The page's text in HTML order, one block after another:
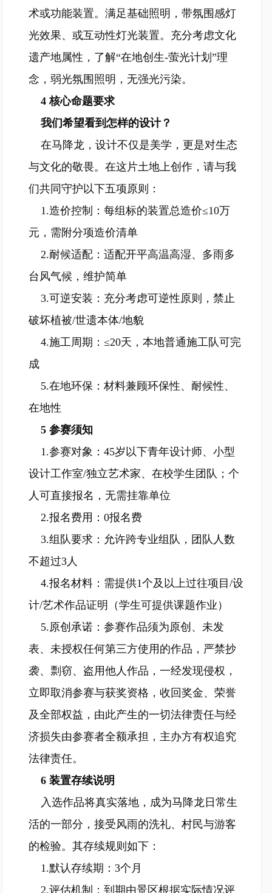
术或功能装置。满足基础照明，带氛围感灯
光效果、或互动性灯光装置。充分考虑文化
遗产地属性，了解“在地创生-萤光计划”理
念，弱光氛围照明，无强光污染。
4 核心命题要求
我们希望看到怎样的设计？
在马降龙，设计不仅是美学，更是对生态
与文化的敬畏。在这片土地上创作，请与我
们共同守护以下五项原则：
1.造价控制：每组标的装置总造价≤10万
元，需附分项造价清单
2.耐候适配：适配开平高温高湿、多雨多
台风气候，维护简单
3.可逆安装：充分考虑可逆性原则，禁止
破坏植被/世遗本体/地貌
4.施工周期：≤20天，本地普通施工队可完
成
5.在地环保：材料兼顾环保性、耐候性、
在地性
5 参赛须知
1.参赛对象：45岁以下青年设计师、小型
设计工作室/独立艺术家、在校学生团队；个
人可直接报名，无需挂靠单位
2.报名费用：0报名费
3.组队要求：允许跨专业组队，团队人数
不超过3人
4.报名材料：需提供1个及以上过往项目/设
计/艺术作品证明（学生可提供课题作业）
5.原创承诺：参赛作品须为原创、未发
表、未授权任何第三方使用的作品，严禁抄
袭、剽窃、盗用他人作品，一经发现侵权，
立即取消参赛与获奖资格，收回奖金、荣誉
及全部权益，由此产生的一切法律责任与经
济损失由参赛者全额承担，主办方有权追究
法律责任。
6 装置存续说明
入选作品将真实落地，成为马降龙日常生
活的一部分，接受风雨的洗礼、村民与游客
的检验。其存续规则如下：
1.默认存续期：3个月
2.评估机制：到期由景区根据实际情况评